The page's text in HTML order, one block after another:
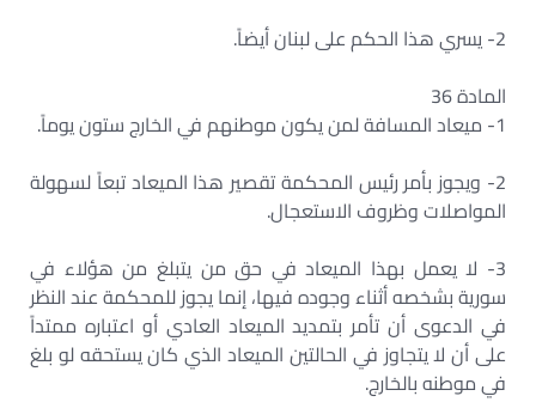
2- يسري هذا الحكم على لبنان أيضاً.
المادة 36
1- ميعاد المسافة لمن يكون موطنهم في الخارج ستون يوماً.
2- ويجوز بأمر رئيس المحكمة تقصير هذا الميعاد تبعاً لسهولة
المواصلات وظروف الاستعجال.
3- لا يعمل بهذا الميعاد في حق من يتبلغ من هؤلاء في
سورية بشخصه أثناء وجوده فيها، إنما يجوز للمحكمة عند النظر
في الدعوى أن تأمر بتمديد الميعاد العادي أو اعتباره ممتداً
على أن لا يتجاوز في الحالتين الميعاد الذي كان يستحقه لو بلغ
في موطنه بالخارج.